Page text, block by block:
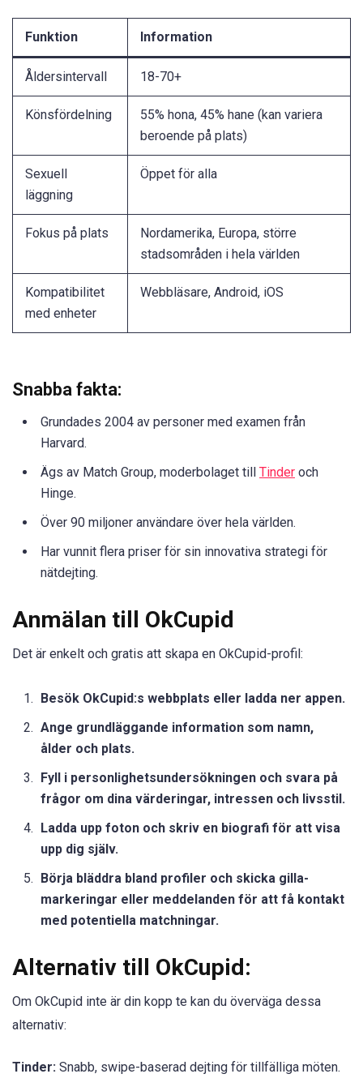
Funktion Information
Åldersintervall 18-70+
Könsfördelning
55% hona, 45% hane (kan variera
beroende på plats)
Sexuell
läggning
Öppet för alla
Fokus på plats
Nordamerika, Europa, större
stadsområden i hela världen
Kompatibilitet
med enheter
Webbläsare, Android, iOS
Snabba fakta:
Grundades 2004 av personer med examen från
Harvard.
Ägs av Match Group, moderbolaget till Tinder och
Hinge.
Över 90 miljoner användare över hela världen.
Har vunnit flera priser för sin innovativa strategi för
nätdejting.
Anmälan till OkCupid
Det är enkelt och gratis att skapa en OkCupid-profil:
Besök OkCupid:s webbplats eller ladda ner appen.
Ange grundläggande information som namn,
ålder och plats.
Fyll i personlighetsundersökningen och svara på
frågor om dina värderingar, intressen och livsstil.
Ladda upp foton och skriv en biografi för att visa
upp dig själv.
Börja bläddra bland profiler och skicka gilla-
markeringar eller meddelanden för att få kontakt
med potentiella matchningar.
Alternativ till OkCupid:
Om OkCupid inte är din kopp te kan du överväga dessa
alternativ:
Tinder: Snabb, swipe-baserad dejting för tillfälliga möten.